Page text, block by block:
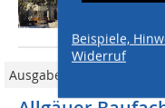
Beispiele,
Widerruf
Ausgabe 10/2017